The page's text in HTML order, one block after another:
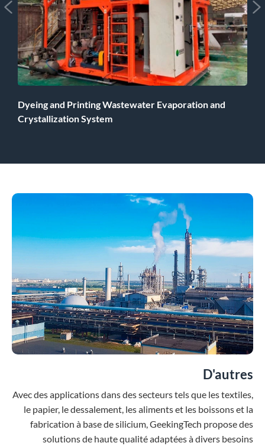
Dyeing and Printing Wastewater Evaporation and
Crystallization System
 
D'autres
Avec des applications dans des secteurs tels que les textiles,
le papier, le dessalement, les aliments et les boissons et la
fabrication à base de silicium, GeekingTech propose des
solutions de haute qualité adaptées à divers besoins